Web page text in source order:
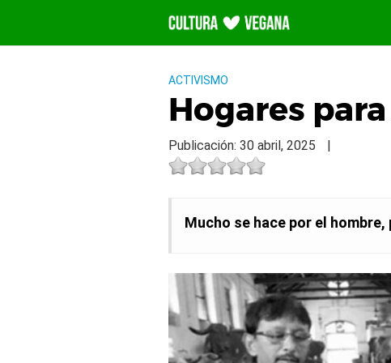
contenido
ACTIVISMO
Hogares
Publicación: 30 abril, 2025 |
Mucho se hace por el